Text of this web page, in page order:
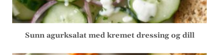
Sunn agurksalat med kremet dressing og dill